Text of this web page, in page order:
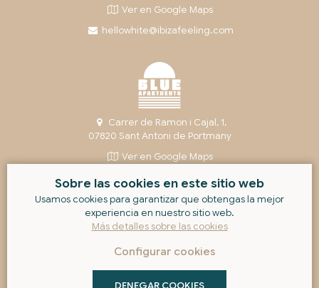
Ver en Google Maps
hellowhite@ibizafeeling.com
Carrer de Ramon i Cajal, 1,
07820 Sant Antoni de Portmany
Ver en Google Maps
helloblue@ibizafeeling.com
©2026Ibiza Feeling Group
Sobre las cookies en este sitio web
Usamos cookies para garantizar que obtengas la mejor
experiencia en nuestro sitio web.
Más detalles sobre las cookies
Configurar cookies
DENEGAR COOKIES